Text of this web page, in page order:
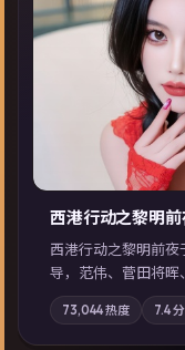
西港行动之黎明前
西港行动之黎明前
导，范伟、菅田将晖
亲情与职责必须在
气质；站内亦可通过
索同类型高分佳作
73,044热度 7.4分